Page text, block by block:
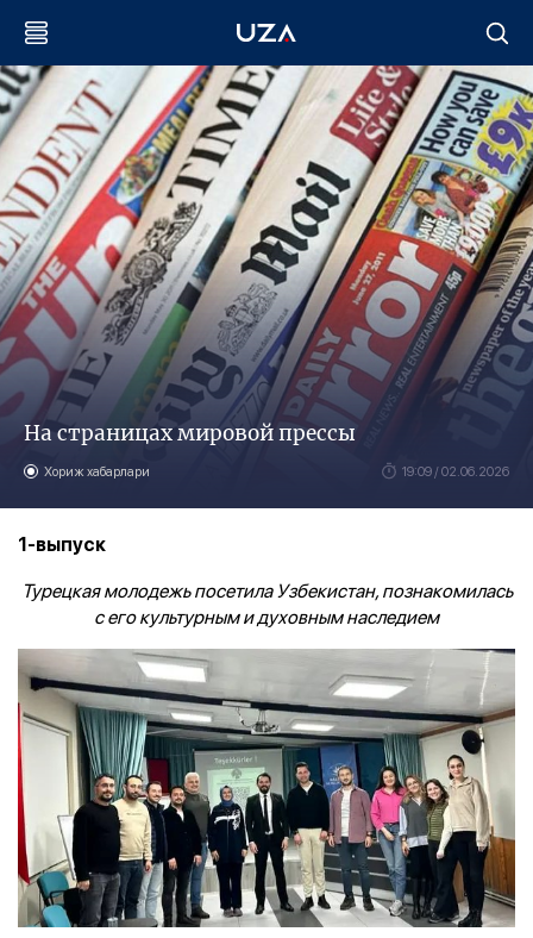
На страницах мировой прессы
Хориж хабарлари 19:09 / 02.06.2026
1-выпуск
Турецкая молодежь посетила Узбекистан, познакомилась
с его культурным и духовным наследием